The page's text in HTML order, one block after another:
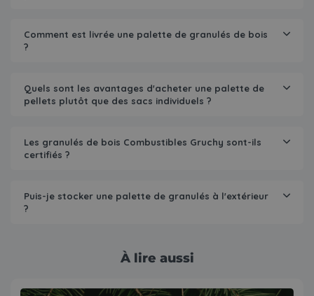
Comment est livrée une palette de granulés de bois
?
Quels sont les avantages d'acheter une palette de
pellets plutôt que des sacs individuels ?
Les granulés de bois Combustibles Gruchy sont-ils
certifiés ?
Puis-je stocker une palette de granulés à l'extérieur
?
À lire aussi